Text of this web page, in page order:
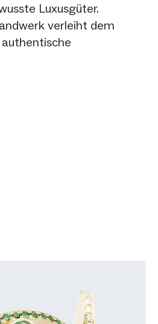
Luxusgüter.
verleiht dem
authentische